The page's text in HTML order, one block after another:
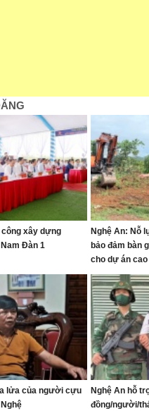
xây dựng
Đàn 1
Nghệ An: Nỗ
bảo đảm bàn
cho dự án cao
Thủy
lửa của người cựu
Nghệ An hỗ
đồng/người/